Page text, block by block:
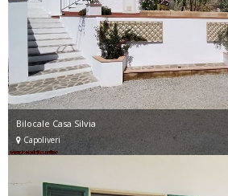
Bilocale Casa Silvia
Capoliveri